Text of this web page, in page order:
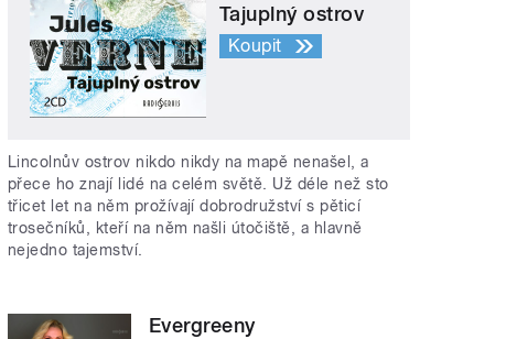
Tajuplný ostrov
Koupit
Lincolnův ostrov nikdo nikdy na mapě nenašel, a
přece ho znají lidé na celém světě. Už déle než sto
třicet let na něm prožívají dobrodružství s pěticí
trosečníků, kteří na něm našli útočiště, a hlavně
nejedno tajemství.
Evergreeny